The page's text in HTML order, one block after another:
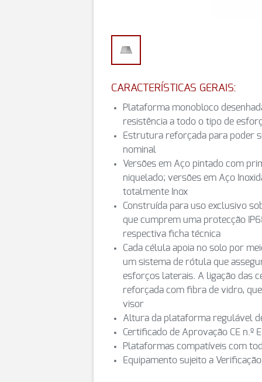
CARACTERÍSTICAS GERAIS:
Plataforma monobloco
resistência a todo o tipo de
Estrutura reforçada para poder
nominal
Versões em Aço pintado com
niquelado; versões em Aço
totalmente Inox
Construída para uso exclusivo
que cumprem uma protecção
respectiva ficha técnica
Cada célula apoia no solo por
um sistema de rótula que
esforços laterais. A ligação das
reforçada com fibra de vidro,
visor
Altura da plataforma regulável
Certificado de Aprovação CE n.º
Plataformas compatíveis com
Equipamento sujeito a Verificação